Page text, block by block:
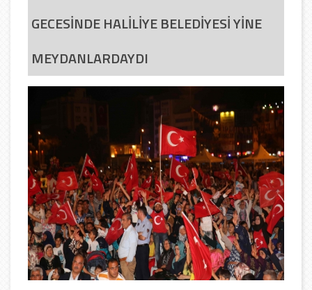
GECESİNDE HALİLİYE BELEDİYESİ YİNE
MEYDANLARDAYDI